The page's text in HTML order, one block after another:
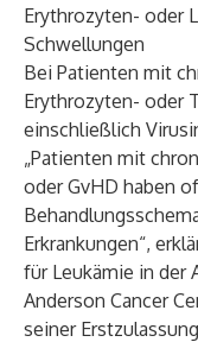
Erythrozyten- oder
Schwellungen
Bei Patienten mit
Erythrozyten- oder
einschließlich
„Patienten mit
oder GvHD haben
Erkrankungen“,
für Leukämie in der
Anderson Cancer
seiner